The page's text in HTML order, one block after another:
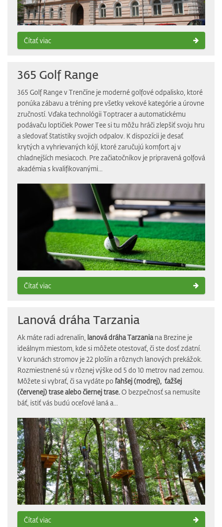
Čítať viac
365 Golf Range
​365 Golf Range v Trenčíne je moderné golfové odpalisko, ktoré
ponúka zábavu a tréning pre všetky vekové kategórie a úrovne
zručností. Vďaka technológii Toptracer a automatickému
podávaču loptičiek Power Tee si tu môžu hráči zlepšiť svoju hru
a sledovať štatistiky svojich odpalov. K dispozícii je desať
krytých a vyhrievaných kójí, ktoré zaručujú komfort aj v
chladnejších mesiacoch. Pre začiatočníkov je pripravená golfová
akadémia s kvalifikovanými...
Čítať viac
Lanová dráha Tarzania
Ak máte radi adrenalín, lanová dráha Tarzaniana Brezine je
ideálnym miestom, kde si môžete otestovať, či ste dosť zdatní.
V korunách stromov je 22 plošín a rôznych lanových prekážok.
Rozmiestnené sú v rôznej výške od 5 do 10 metrov nad zemou.
Môžete si vybrať, či sa vydáte po ľahšej (modrej), ťažšej
(červenej) trase alebo čiernej trase.O bezpečnosť sa nemusíte
báť, istiť vás budú oceľové laná a...
Čítať viac